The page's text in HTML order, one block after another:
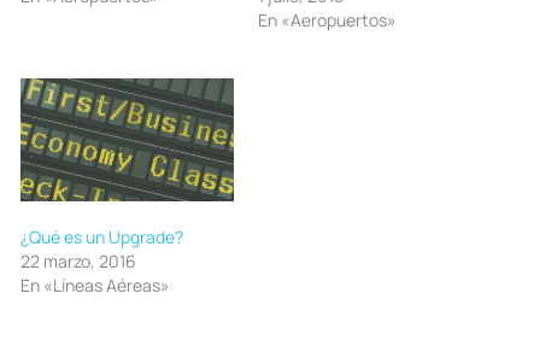
En «Aeropuertos»
¿Qué es un Upgrade?
22 marzo, 2016
En «Líneas Aéreas»